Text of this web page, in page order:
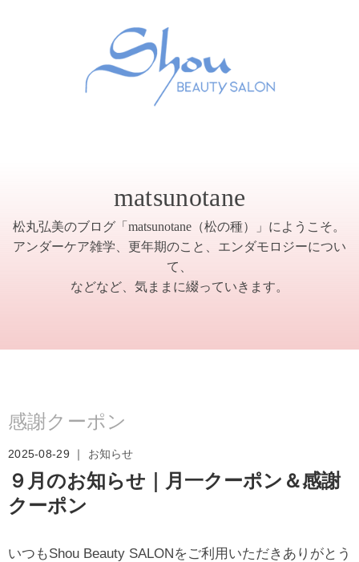
matsunotane
松丸弘美のブログ「matsunotane（松の種）」にようこそ。
アンダーケア雑学、更年期のこと、エンダモロジーについ
て、
などなど、気ままに綴っていきます。
感謝クーポン
2025-08-29 ｜ お知らせ
９月のお知らせ｜月一クーポン＆感謝
クーポン
いつもShou Beauty SALONをご利用いただきありがとう